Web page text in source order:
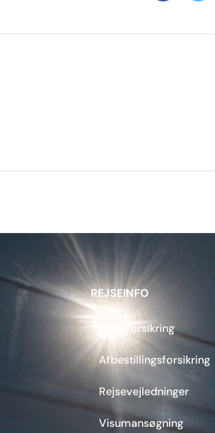
REJSEINFO
Rejseforsikring
Afbestillingsforsikring
Rejsevejledninger
Visumansøgning